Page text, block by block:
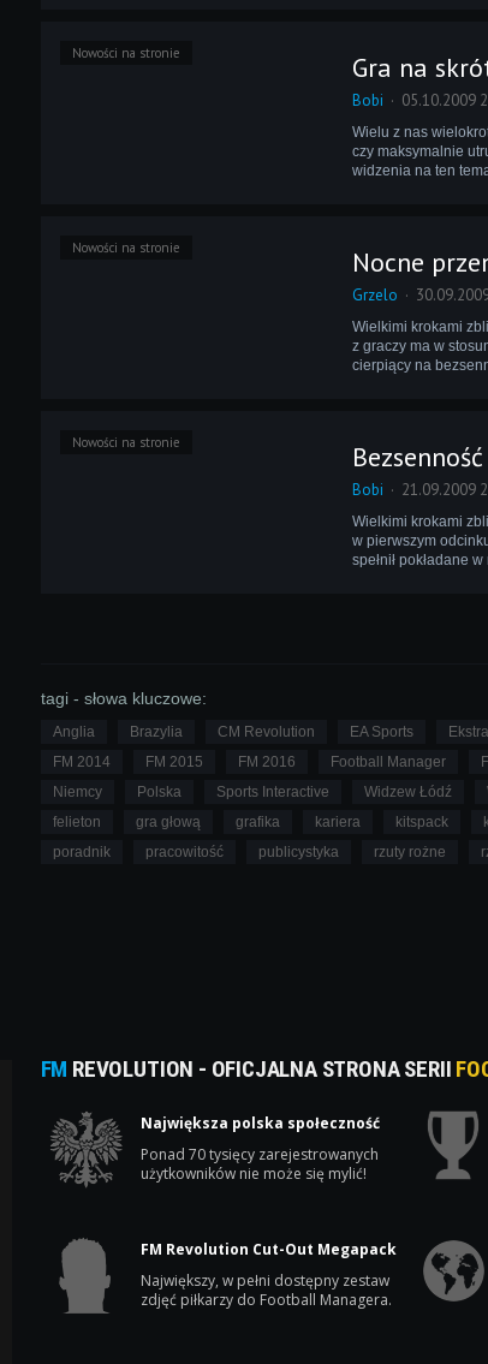
Nowości na stronie Gra na
Bobi 05.10.2009
Wielu z nas
czy maksymalnie
widzenia na ten
Nowości na stronie Nocne
Grzelo
Wielkimi krokami
z graczy ma w
cierpiący na
Nowości na stronie
Bobi 21.09.2009
Wielkimi krokami
w pierwszym
spełnił pokładane
tagi - słowa kluczowe:
Anglia Brazylia CM Revolution EA Sports
FM 2014
FM 2015 FM 2016 Football Manager
Niemcy
Polska Sports Interactive Widzew Łódź
felieton
gra głową grafika kariera kitspack
poradnik
pracowitość publicystyka rzuty rożne
FM REVOLUTION - OFICJALNA STRONA SERII
Największa polska społeczność
Ponad 70 tysięcy zarejestrowanych
użytkowników nie może się mylić!
FM Revolution Cut-Out Megapack
Największy, w pełni dostępny zestaw
zdjęć piłkarzy do Football Managera.